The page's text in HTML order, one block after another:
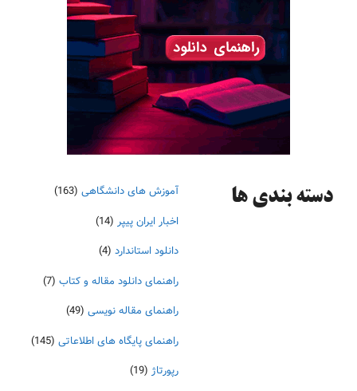
دسته‌ بندی ها آموزش های دانشگاهی (163)
اخبار ایران پیپر (14)
دانلود استاندارد (4)
راهنمای دانلود مقاله و کتاب (7)
راهنمای مقاله نویسی (49)
راهنمای پایگاه های اطلاعاتی (145)
رپورتاژ (19)